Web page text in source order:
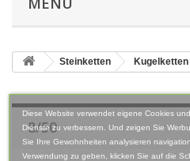
Steinketten Kugelketten
8/50
Diese Website verwendet eigene Cookies
Dienste zu verbessern. Und zeigen Sie
Sie Ihre Gewohnheiten analysieren
Verwendung zu geben, klicken Sie auf die